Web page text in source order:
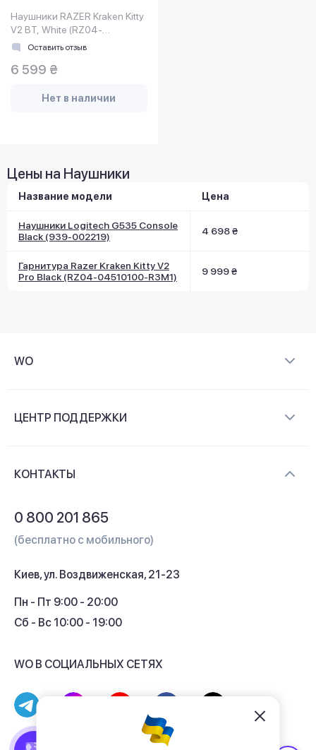
Наушники RAZER Kraken Kitty
V2 BT, White (RZ04-
04860600-R3M1)
Оставить отзыв
6 599 ₴
Нет в наличии
Цены на Наушники
Название модели Цена
Наушники Logitech G535 Console
Black (939-002219)
4 698 ₴
Гарнитура Razer Kraken Kitty V2
Pro Black (RZ04-04510100-R3M1)
9 999 ₴
WO
Контакты
ЦЕНТР ПОДДЕРЖКИ
Кэшбек
КОНТАКТЫ
0 800 201 865
(бесплатно с мобильного)
Киев, ул. Воздвиженская, 21-23
Пн - Пт 9:00 - 20:00
Сб - Вс 10:00 - 19:00
WO В СОЦИАЛЬНЫХ СЕТЯХ